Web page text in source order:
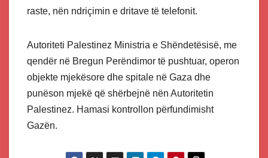
raste, nën ndriçimin e dritave të telefonit.
Autoriteti Palestinez Ministria e Shëndetësisë, me
qendër në Bregun Perëndimor të pushtuar, operon
objekte mjekësore dhe spitale në Gaza dhe
punëson mjekë që shërbejnë nën Autoritetin
Palestinez. Hamasi kontrollon përfundimisht
Gazën.